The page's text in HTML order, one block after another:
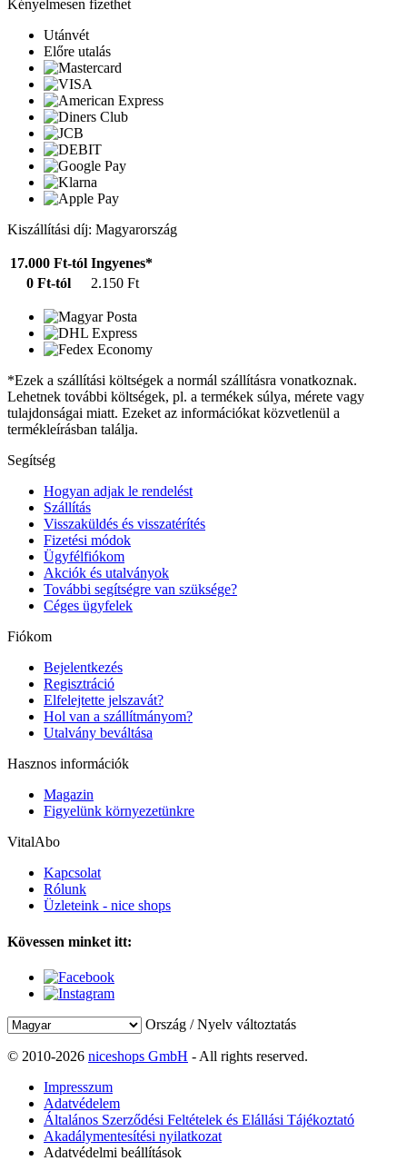
Kényelmesen fizethet
Utánvét
Előre utalás
Kiszállítási díj: Magyarország
17.000 Ft-tól Ingyenes*
0 Ft-tól
2.150 Ft
*Ezek a szállítási költségek a normál szállításra vonatkoznak.
Lehetnek további költségek, pl. a termékek súlya, mérete vagy
tulajdonságai miatt. Ezeket az információkat közvetlenül a
termékleírásban találja.
Segítség
Hogyan adjak le rendelést
Szállítás
Visszaküldés és visszatérítés
Fizetési módok
Ügyfélfiókom
Akciók és utalványok
További segítségre van szüksége?
Céges ügyfelek
Fiókom
Bejelentkezés
Regisztráció
Elfelejtette jelszavát?
Hol van a szállítmányom?
Utalvány beváltása
Hasznos információk
Magazin
Figyelünk környezetünkre
VitalAbo
Kapcsolat
Rólunk
Üzleteink - nice shops
Kövessen minket itt:
Ország / Nyelv változtatás
© 2010-2026 niceshops GmbH - All rights reserved.
Impresszum
Adatvédelem
Általános Szerződési Feltételek és Elállási Tájékoztató
Akadálymentesítési nyilatkozat
Adatvédelmi beállítások